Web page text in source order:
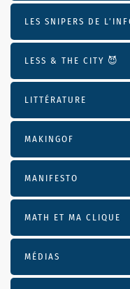
LES SNIPERS DE
LESS & THE CITY 😈
LITTÉRATURE
MAKINGOF
MANIFESTO
MATH ET MA CLIQUE
MÉDIAS